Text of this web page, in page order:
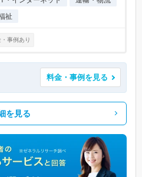
祉
事例あり
料金・事例を見る
を見る